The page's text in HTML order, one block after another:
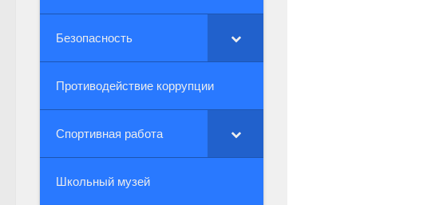
Безопасность
Противодействие коррупции
Спортивная работа
Школьный музей